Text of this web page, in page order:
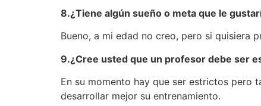
8.¿Tiene algún sueño o meta que le
Bueno, a mi edad no creo, pero si quisiera
9.¿Cree usted que un profesor debe ser
En su momento hay que ser estrictos pero
desarrollar mejor su entrenamiento.